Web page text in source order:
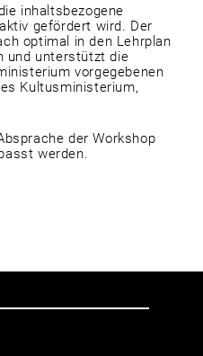
inhaltsbezogene
gefördert wird. Der
optimal in den Lehrplan
und unterstützt die
vorgegebenen
Kultusministerium,
der Workshop
werden.